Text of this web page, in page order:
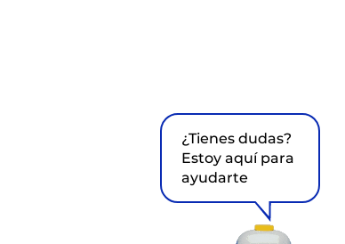
¿Tienes dudas?
Estoy aquí para
ayudarte